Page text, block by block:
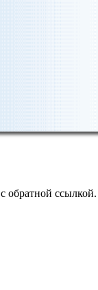
обратной